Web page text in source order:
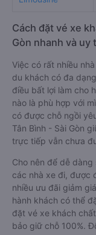
Cách đặt vé xe
Gòn nhanh và uy
Việc có rất nhiều
du khách có đa
điều bất lợi làm cho
nào là phù hợp với
có được chỗ ngồi
Tân Bình - Sài Gòn
trực tiếp vẫn chưa
Cho nên để dễ
các nhà xe đi, được
nhiều ưu đãi giảm
hành khách có thể
đặt vé xe khách
bảo giữ chỗ 100%.